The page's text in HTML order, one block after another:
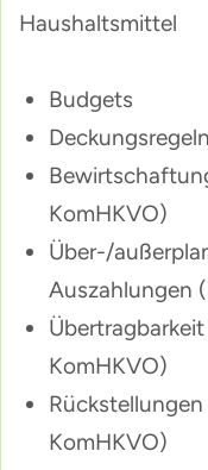
Haushaltsmittel
Budgets
KomHKVO)
Über-/
Auszahlungen
KomHKVO)
KomHKVO)